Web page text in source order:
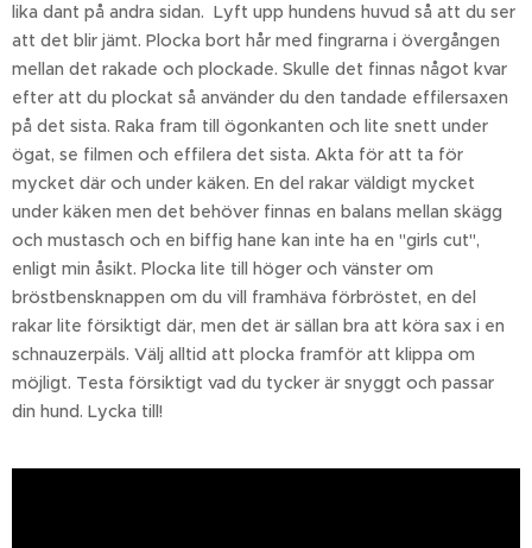
lika dant på andra sidan. Lyft upp hundens huvud så att du ser
att det blir jämt. Plocka bort hår med fingrarna i övergången
mellan det rakade och plockade. Skulle det finnas något kvar
efter att du plockat så använder du den tandade effilersaxen
på det sista. Raka fram till ögonkanten och lite snett under
ögat, se filmen och effilera det sista. Akta för att ta för
mycket där och under käken. En del rakar väldigt mycket
under käken men det behöver finnas en balans mellan skägg
och mustasch och en biffig hane kan inte ha en "girls cut",
enligt min åsikt. Plocka lite till höger och vänster om
bröstbensknappen om du vill framhäva förbröstet, en del
rakar lite försiktigt där, men det är sällan bra att köra sax i en
schnauzerpäls. Välj alltid att plocka framför att klippa om
möjligt. Testa försiktigt vad du tycker är snyggt och passar
din hund. Lycka till!